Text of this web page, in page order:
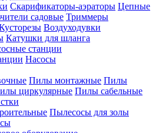
Скарификаторы-аэраторы Цепные
садовые Триммеры
Воздуходувки
Катушки для шланга
станции
Насосы
Пилы монтажные Пилы
циркулярные Пилы сабельные
Пылесосы для золы